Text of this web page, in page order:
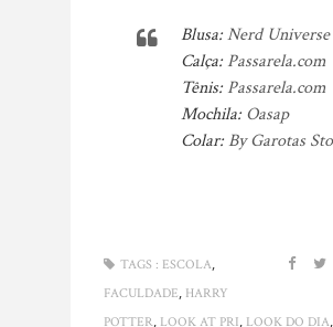
Blusa:Nerd Universe
Calça: Passarela.com
Tênis: Passarela.com
Mochila: Oasap
Colar:By Garotas
TAGS : ESCOLA,
FACULDADE, HARRY
POTTER, LOOK AT PRI, LOOK DO DIA,